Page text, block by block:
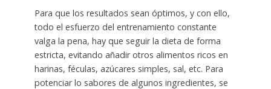
Para que los resultados sean óptimos, y con ello,
todo el esfuerzo del entrenamiento constante
valga la pena, hay que seguir la dieta de forma
estricta, evitando añadir otros alimentos ricos en
harinas, féculas, azúcares simples, sal, etc. Para
potenciar lo sabores de algunos ingredientes, se